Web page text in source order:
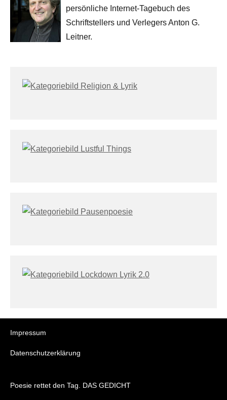
persönliche Internet-Tagebuch des
Schriftstellers und Verlegers Anton G.
Leitner.
Impressum
Datenschutzerklärung
Poesie rettet den Tag. DAS GEDICHT